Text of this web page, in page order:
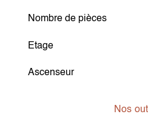
Nombre de pièces
Etage
Ascenseur
Nos